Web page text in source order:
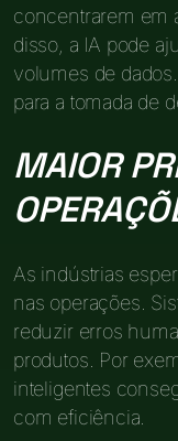
concentrarem em
disso, a IA pode
volumes de
para a tomada de
MAIOR
As indústrias
nas operações.
reduzir erros
produtos. Por
inteligentes
com eficiência.